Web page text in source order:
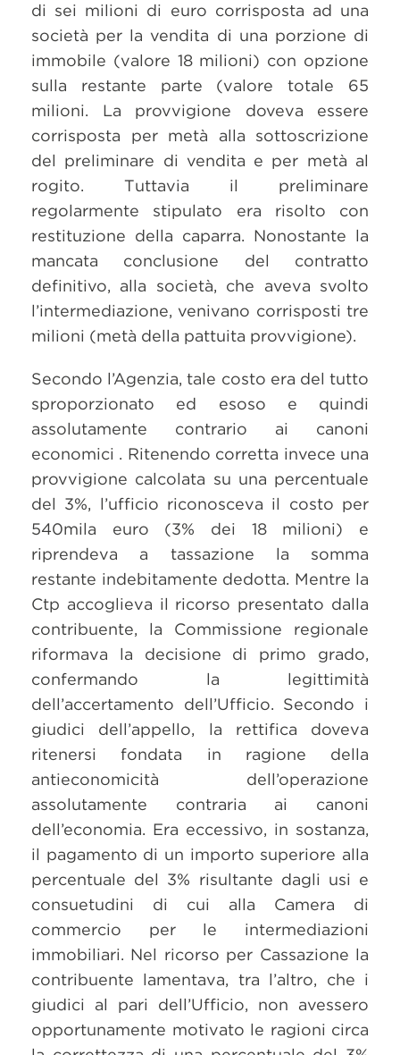
di sei milioni di euro corrisposta ad una
società per la vendita di una porzione di
immobile (valore 18 milioni) con opzione
sulla restante parte (valore totale 65
milioni. La provvigione doveva essere
corrisposta per metà alla sottoscrizione
del preliminare di vendita e per metà al
rogito. Tuttavia il preliminare
regolarmente stipulato era risolto con
restituzione della caparra. Nonostante la
mancata conclusione del contratto
definitivo, alla società, che aveva svolto
l’intermediazione, venivano corrisposti tre
milioni (metà della pattuita provvigione).
Secondo l’Agenzia, tale costo era del tutto
sproporzionato ed esoso e quindi
assolutamente contrario ai canoni
economici . Ritenendo corretta invece una
provvigione calcolata su una percentuale
del 3%, l’ufficio riconosceva il costo per
540mila euro (3% dei 18 milioni) e
riprendeva a tassazione la somma
restante indebitamente dedotta. Mentre la
Ctp accoglieva il ricorso presentato dalla
contribuente, la Commissione regionale
riformava la decisione di primo grado,
confermando la legittimità
dell’accertamento dell’Ufficio. Secondo i
giudici dell’appello, la rettifica doveva
ritenersi fondata in ragione della
antieconomicità dell’operazione
assolutamente contraria ai canoni
dell’economia. Era eccessivo, in sostanza,
il pagamento di un importo superiore alla
percentuale del 3% risultante dagli usi e
consuetudini di cui alla Camera di
commercio per le intermediazioni
immobiliari. Nel ricorso per Cassazione la
contribuente lamentava, tra l’altro, che i
giudici al pari dell’Ufficio, non avessero
opportunamente motivato le ragioni circa